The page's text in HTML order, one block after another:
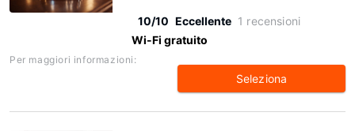
10/10 Eccellente 1 recensioni
Wi-Fi gratuito
Per maggiori informazioni:
Seleziona